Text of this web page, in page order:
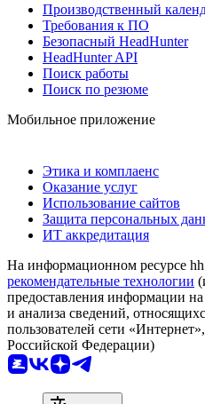
Производственный
Требования к ПО
Безопасный HeadHunter
HeadHunter API
Поиск работы
Поиск по резюме
Мобильное приложение
Этика и комплаенс
Оказание услуг
Использование сайтов
Защита персональных
ИТ аккредитация
На информационном ресурсе
рекомендательные технологии
предоставления информации
и анализа сведений,
пользователей сети
Российской Федерации)